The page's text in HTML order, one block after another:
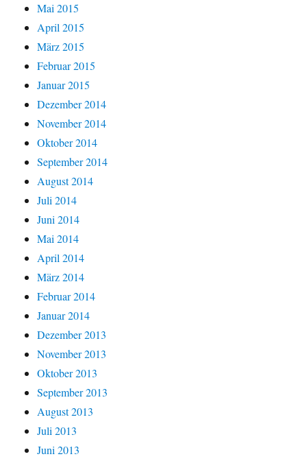
Mai 2015
April 2015
März 2015
Februar 2015
Januar 2015
Dezember 2014
November 2014
Oktober 2014
September 2014
August 2014
Juli 2014
Juni 2014
Mai 2014
April 2014
März 2014
Februar 2014
Januar 2014
Dezember 2013
November 2013
Oktober 2013
September 2013
August 2013
Juli 2013
Juni 2013